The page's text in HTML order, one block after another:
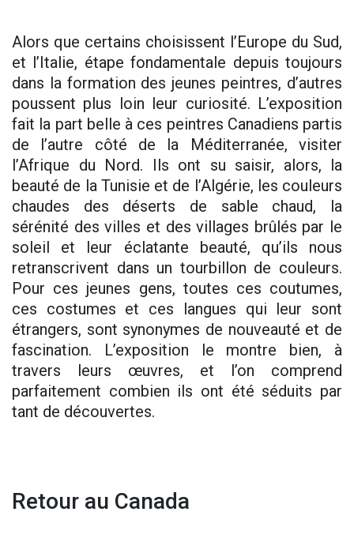
Alors que certains choisissent l’Europe du Sud,
et l’Italie, étape fondamentale depuis toujours
dans la formation des jeunes peintres, d’autres
poussent plus loin leur curiosité. L’exposition
fait la part belle à ces peintres Canadiens partis
de l’autre côté de la Méditerranée, visiter
l’Afrique du Nord. Ils ont su saisir, alors, la
beauté de la Tunisie et de l’Algérie, les couleurs
chaudes des déserts de sable chaud, la
sérénité des villes et des villages brûlés par le
soleil et leur éclatante beauté, qu’ils nous
retranscrivent dans un tourbillon de couleurs.
Pour ces jeunes gens, toutes ces coutumes,
ces costumes et ces langues qui leur sont
étrangers, sont synonymes de nouveauté et de
fascination. L’exposition le montre bien, à
travers leurs œuvres, et l’on comprend
parfaitement combien ils ont été séduits par
tant de découvertes.
Retour au Canada